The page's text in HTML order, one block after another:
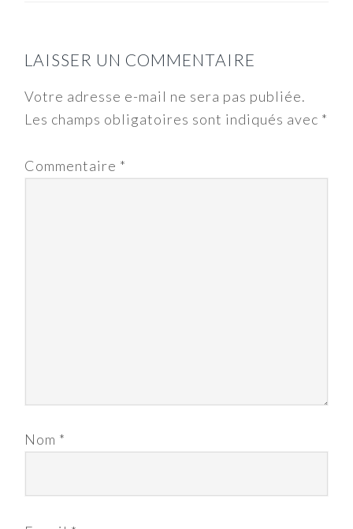
LAISSER UN COMMENTAIRE
Votre adresse e-mail ne sera pas publiée.
Les champs obligatoires sont indiqués avec *
Commentaire *
Nom *